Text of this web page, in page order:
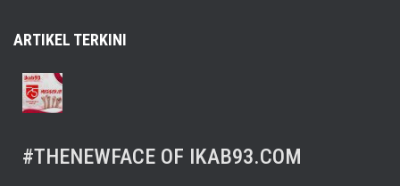
ARTIKEL TERKINI
#THENEWFACE OF IKAB93.COM